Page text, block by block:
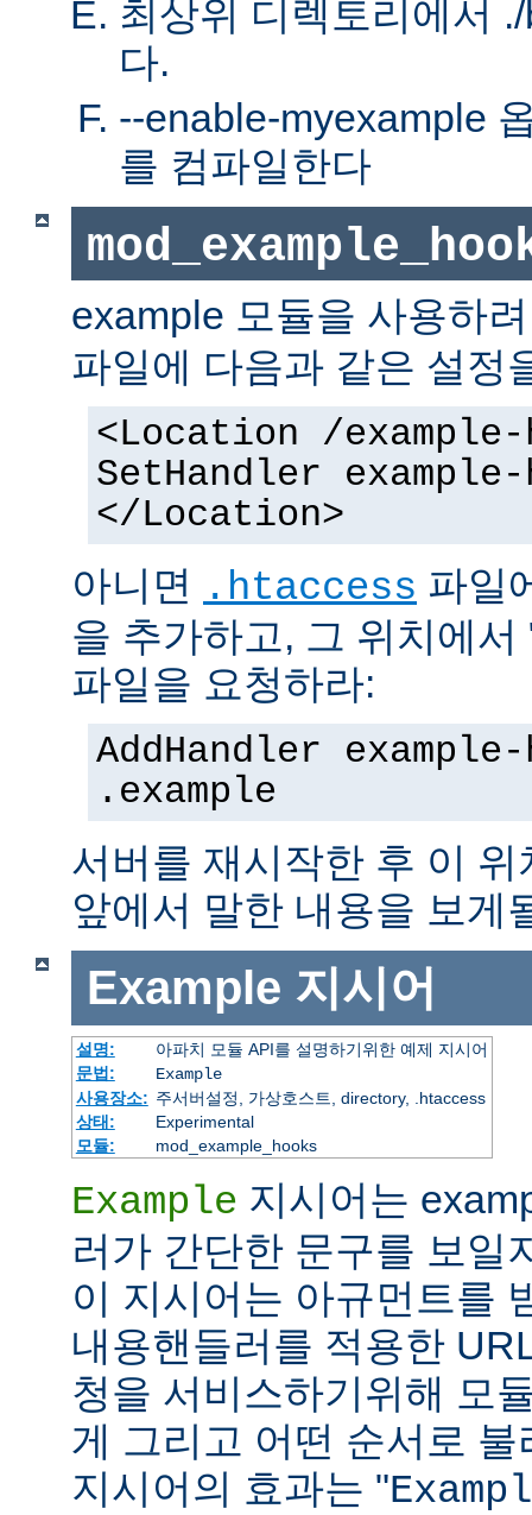
최상위 디렉토리에서
다.
--enable-myexample
를 컴파일한다
example 모듈을 사용하
파일에 다음과 같은 설정
<Location /
SetHandler
</Location>
아니면 .htaccess 파일
을 추가하고, 그 위치에
파일을 요청하라:
AddHandler
.example
서버를 재시작한 후 이
앞에서 말한 내용을 보게
Example 지시어
설명:
아파치 모듈 API를 설명하기위한 예제 지시어
문법:
Example
사용장소: 주서버설정, 가상호스트, directory, .htaccess
상태:
Experimental
모듈:
mod_example_hooks
Example 지시어는
러가 간단한 문구를 보일
이 지시어는 아규먼트를
내용핸들러를 적용한
청을 서비스하기위해 모
게 그리고 어떤 순서로
지시어의 효과는 "